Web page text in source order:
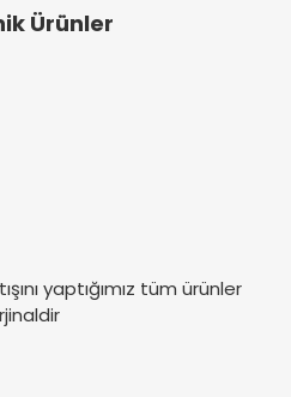
Ürünler
yaptığımız tüm ürünler